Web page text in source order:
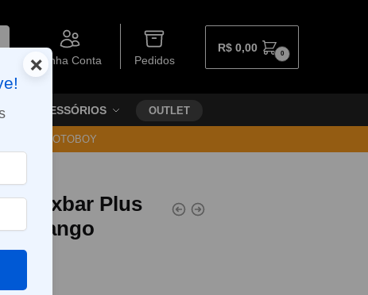
Minha Conta Pedidos
R$ 0,00 0
ACESSÓRIOS OUTLET
VIA MOTOBOY
Oxbar Plus
– Mango
×